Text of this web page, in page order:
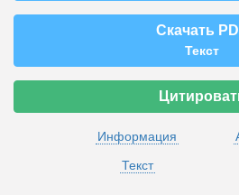
Скачать
Текст
Информация
Текст